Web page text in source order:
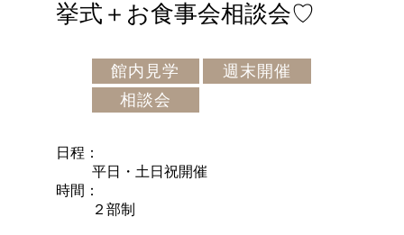
挙式＋お食事会相談会♡
館内見学
週末開催
相談会
日程
平日・土日祝開催
時間
２部制